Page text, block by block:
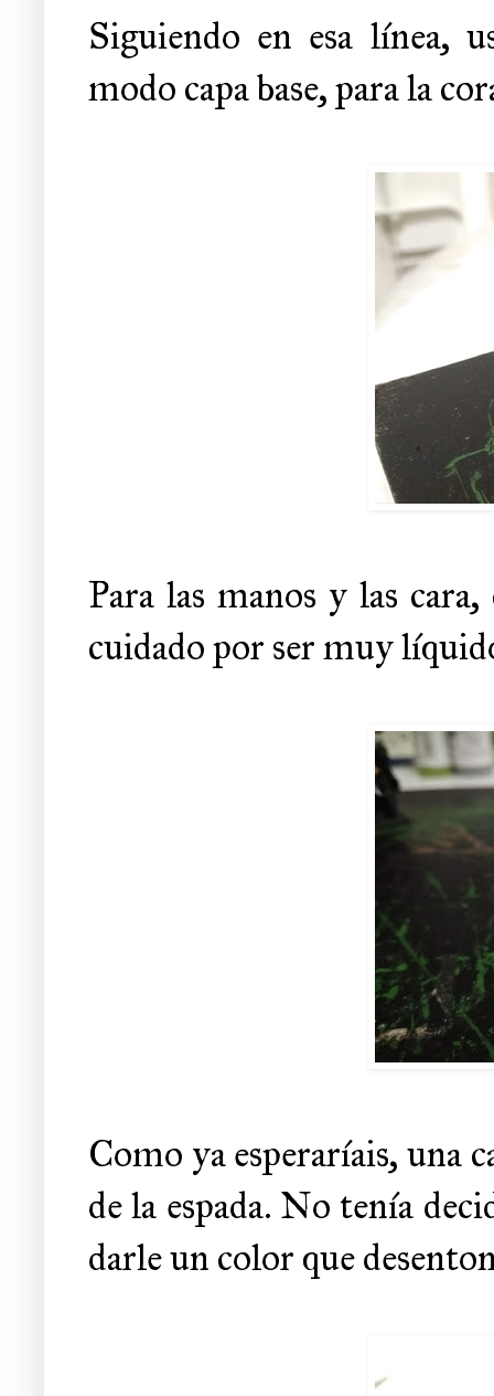
Siguiendo en esa línea,
modo capa base, para la
Para las manos y las
cuidado por ser muy
Como ya esperaríais, una
de la espada. No tenía
darle un color que